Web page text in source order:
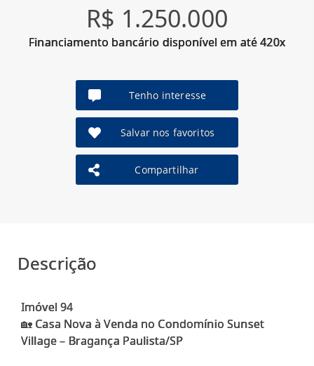
R$ 1.250.000
Financiamento bancário disponível em até 420x
Tenho interesse
Salvar nos favoritos
Compartilhar
Descrição
Imóvel 94
🏡 Casa Nova à Venda no Condomínio Sunset
Village – Bragança Paulista/SP